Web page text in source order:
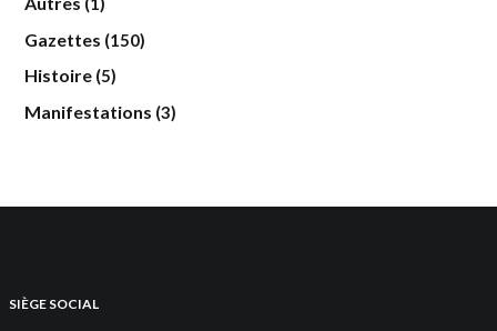
Gazettes (150)
Histoire (5)
Manifestations (3)
SIÈGE SOCIAL